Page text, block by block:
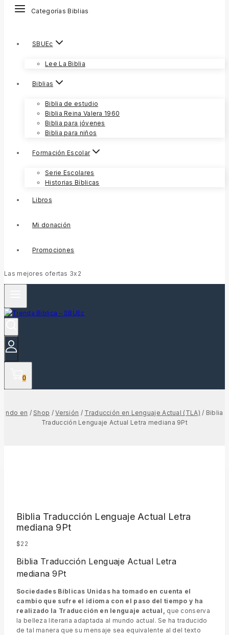
Categorías Biblias
SBUEc
Lee La Biblia
Biblias
Biblia de estudio
Biblia Reina Valera 1960
Biblia para jóvenes
Biblia para niños
Formación Escolar
Serie Escolares
Historias Bíblicas
Libros
Mi donación
Promociones
Las mejores ofertas 3x2
0
ndo en / Shop / Versión / Traducción en Lenguaje Actual (TLA) / Biblia
Traducción Lenguaje Actual Letra mediana 9Pt
Biblia Traducción Lenguaje Actual Letra
mediana 9Pt
$22
Biblia Traducción Lenguaje Actual Letra
mediana 9Pt
Sociedades Bíblicas Unidas ha tomado en cuenta el
cambio que sufre el idioma con el paso del tiempo y ha
realizado la Traducción en lenguaje actual, que conserva
la belleza literaria adaptada al mundo actual. Se ha traducido
de tal manera que su mensaje sea equivalente al del texto